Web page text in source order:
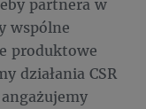
partnera w
wspólne
produktowe
działania CSR